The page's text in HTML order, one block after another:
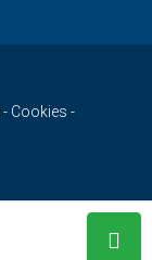
- Cookies -